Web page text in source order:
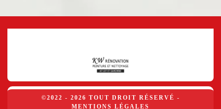
©2022 - 2026 TOUT DROIT RÉSERVÉ -
MENTIONS LÉGALES